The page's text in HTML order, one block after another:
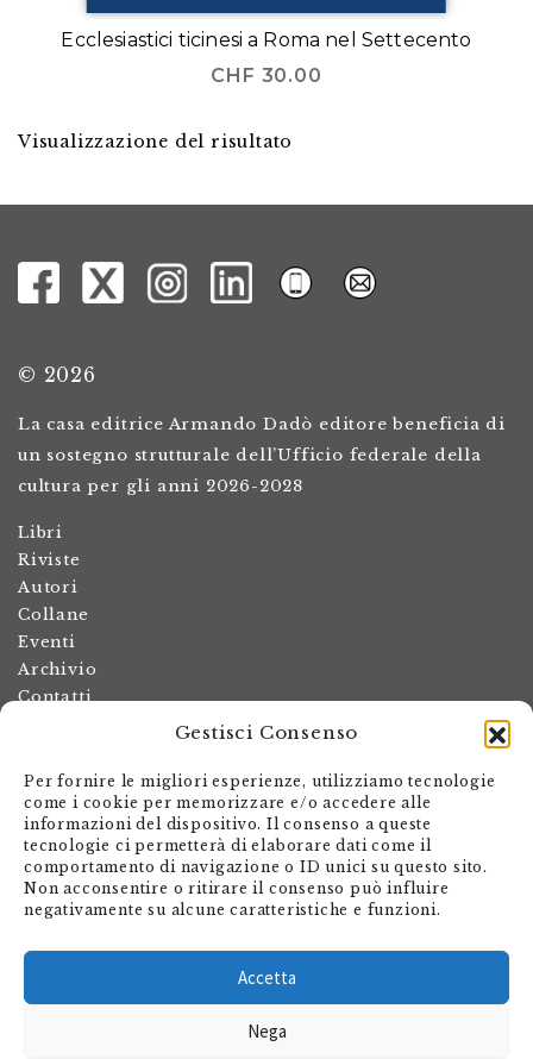
Gestisci Consenso
Per fornire le migliori esperienze, utilizziamo tecnologie
come i cookie per memorizzare e/o accedere alle
informazioni del dispositivo. Il consenso a queste
tecnologie ci permetterà di elaborare dati come il
comportamento di navigazione o ID unici su questo sito.
Non acconsentire o ritirare il consenso può influire
negativamente su alcune caratteristiche e funzioni.
Accetta
Nega
Ecclesiastici ticinesi a Roma nel Settecento
CHF 30.00
Visualizzazione del risultato
© 2026
La casa editrice Armando Dadò editore beneficia di
un sostegno strutturale dell’Ufficio federale della
cultura per gli anni 2026-2028
Libri
Riviste
Autori
Collane
Eventi
Archivio
Contatti
Termini e condizioni
Spese di spedizione
Politica dei resi
Informativa sulla privacy
Il mio account
Carrello
Via Giovanni Antonio Orelli 29
Casella postale 563